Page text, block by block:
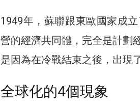
1949年，蘇聯跟東歐國家成
營的經濟共同體，完全是計劃
是因為在冷戰結束之後，出現
全球化的4個現象